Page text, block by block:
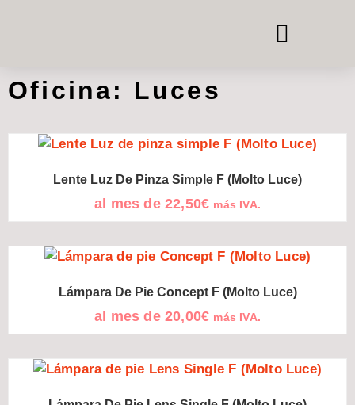
Oficina: Luces
Lente Luz De Pinza Simple F (Molto Luce)
al mes de 22,50€ más IVA.
Lámpara De Pie Concept F (Molto Luce)
al mes de 20,00€ más IVA.